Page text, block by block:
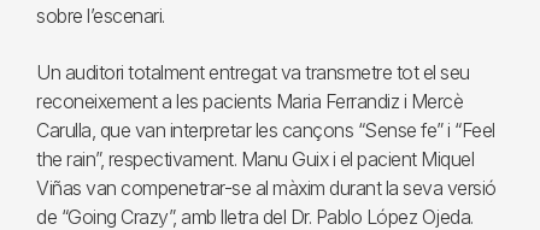
sobre l’escenari.
Un auditori totalment entregat va transmetre tot el seu
reconeixement a les pacients Maria Ferrandiz i Mercè
Carulla, que van interpretar les cançons “Sense fe” i “Feel
the rain”, respectivament. Manu Guix i el pacient Miquel
Viñas van compenetrar-se al màxim durant la seva versió
de “Going Crazy”, amb lletra del Dr. Pablo López Ojeda.